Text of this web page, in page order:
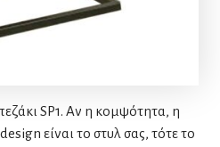
SP1. Αν η κομψότητα, η
είναι το στυλ σας, τότε το